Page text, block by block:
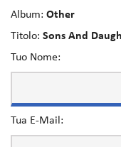
Album: Other
Titolo: Sons And
Tuo Nome:
Tua E-Mail: